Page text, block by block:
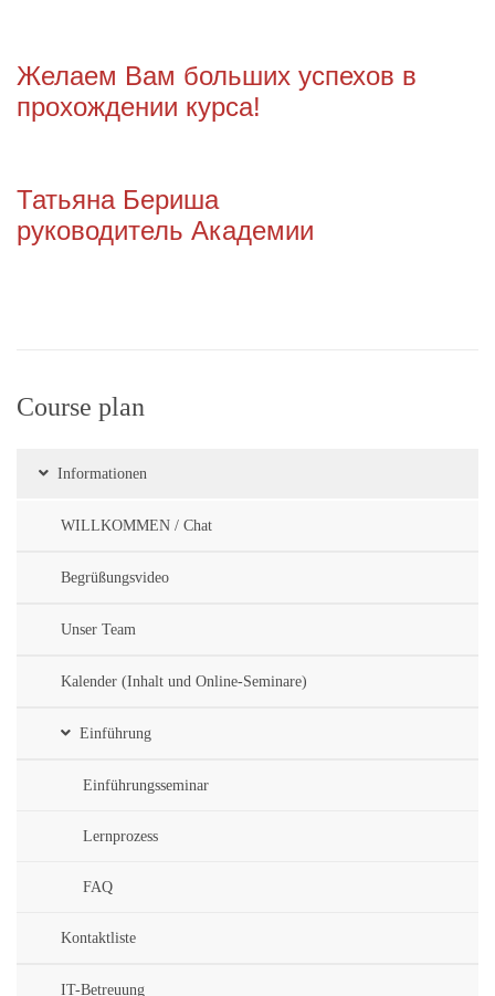
Желаем Вам больших успехов в
прохождении курса!
Татьяна Бериша
руководитель Aкадемии
Course plan
Informationen
WILLKOMMEN / Chat
Begrüßungsvideo
Unser Team
Kalender (Inhalt und Online-Seminare)
Einführung
Einführungsseminar
Lernprozess
FAQ
Kontaktliste
IT-Betreuung